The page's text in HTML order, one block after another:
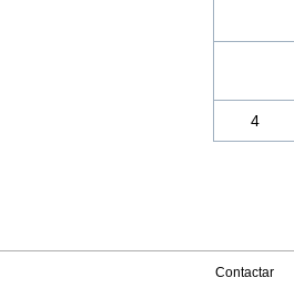
4
Contactar